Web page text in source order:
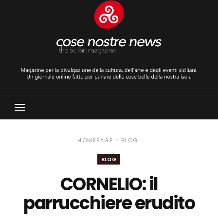
Toggle
Navigation
HOMEPAGE » BLOG
BLOG
CORNELIO: il
parrucchiere erudito